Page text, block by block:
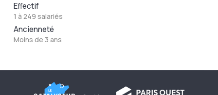
Effectif
1 à 249 salariés
Ancienneté
Moins de 3 ans